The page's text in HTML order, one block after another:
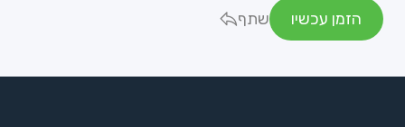
הזמן עכשיו
שתף